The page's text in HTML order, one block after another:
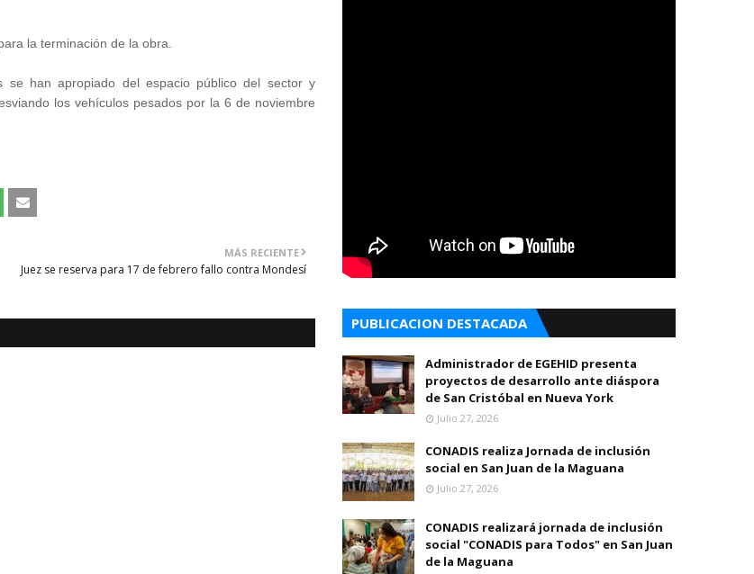
la terminación de la obra.
se han apropiado del espacio público del sector y
los vehículos pesados por la 6 de noviembre
MÁS RECIENTE
Juez se reserva para 17 de febrero fallo contra Mondesí
PUBLICACION DESTACADA
Administrador de EGEHID presenta
proyectos de desarrollo ante diáspora
de San Cristóbal en Nueva York
Julio 27, 2026
CONADIS realiza Jornada de inclusión
social en San Juan de la Maguana
Julio 27, 2026
CONADIS realizará jornada de inclusión
social "CONADIS para Todos" en San Juan
de la Maguana